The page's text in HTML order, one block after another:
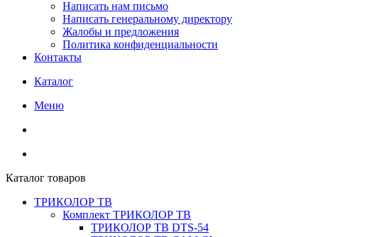
Написать нам письмо
Написать генеральному директору
Жалобы и предложения
Политика конфиденциальности
Контакты
Каталог
Меню
Каталог товаров
ТРИКОЛОР ТВ
Комплект ТРИКОЛОР ТВ
ТРИКОЛОР ТВ DTS-54